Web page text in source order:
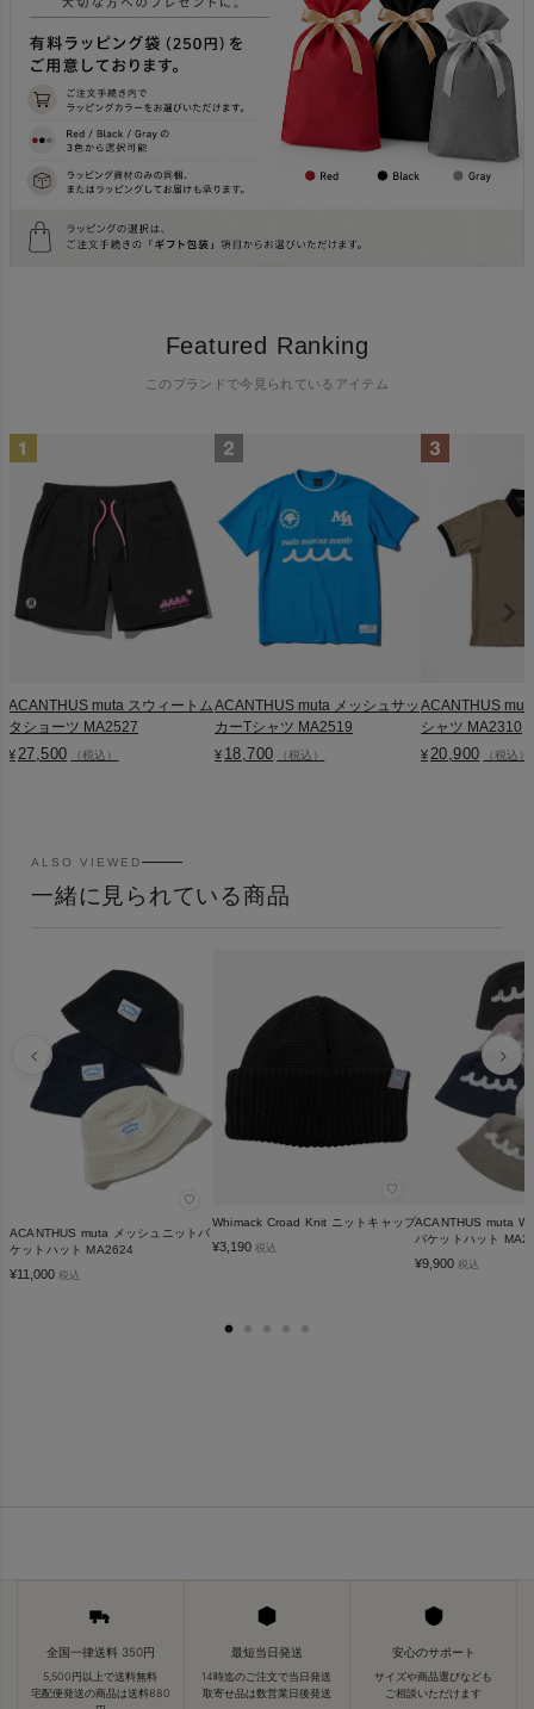
Featured Ranking
このブランドで今見られているアイテム
ACANTHUS muta スウィートム
タショーツ MA2527
¥ 27,500 （税込）
ACANTHUS muta メッシュサッ
カーTシャツ MA2519
¥ 18,700 （税込）
ACANTHUS
シャツ MA2310
¥ 20,900 （税込）
ALSO VIEWED
一緒に見られている商品
♡
ACANTHUS muta メッシュニットバ
ケットハット MA2624
¥11,000 税込
♡
Whimack Croad Knit ニットキャップ
¥3,190 税込
ACANTHUS muta
バケットハット
¥9,900 税込
全国一律送料 350円
5,500円以上で送料無料
宅配便発送の商品は送料880
最短当日発送
14時迄のご注文で当日発送
取寄せ品は数営業日後発送
安心のサポート
サイズや商品選びなども
ご相談いただけます